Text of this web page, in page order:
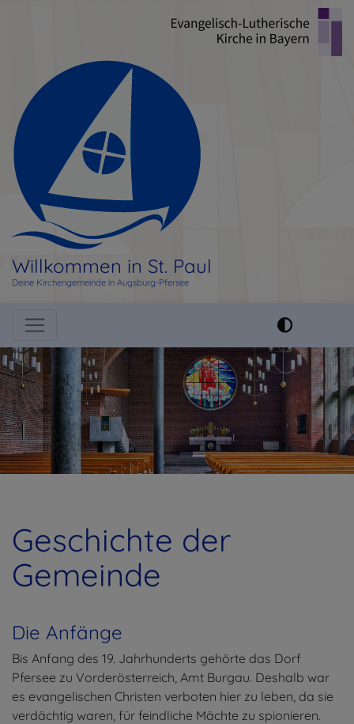
Willkommen in St. Paul
Deine Kirchengemeinde in Augsburg-Pfersee
Hauptnavigation
Geschichte der
Gemeinde
Die Anfänge
Bis Anfang des 19. Jahrhunderts gehörte das Dorf
Pfersee zu Vorderösterreich, Amt Burgau. Deshalb war
es evangelischen Christen verboten hier zu leben, da sie
verdächtig waren, für feindliche Mächte zu spionieren.